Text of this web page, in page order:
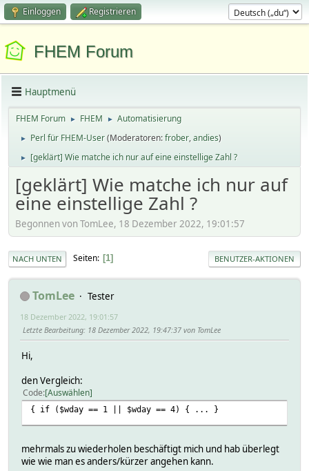
Einloggen Registrieren
FHEM Forum
Hauptmenü
FHEM Forum ► FHEM ► Automatisierung
► Perl für FHEM-User(Moderatoren:frober,andies)
► [geklärt] Wie matche ich nur auf eine einstellige Zahl ?
[geklärt] Wie matche ich nur auf
eine einstellige Zahl ?
Begonnen von TomLee, 18 Dezember 2022, 19:01:57
NACH UNTEN Seiten 1 BENUTZER-AKTIONEN
TomLee Tester
18 Dezember 2022, 19:01:57
Letzte Bearbeitung: 18 Dezember 2022, 19:47:37 von TomLee
Hi,
den Vergleich:
Code Auswählen
{ if ($wday == 1 || $wday == 4) { ... }
mehrmals zu wiederholen beschäftigt mich und hab überlegt
wie wie man es anders/kürzer angehen kann.